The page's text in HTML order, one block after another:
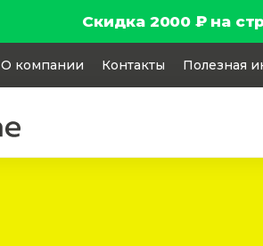
Скидка 2000 ₽ на
О компании Контакты Полезная